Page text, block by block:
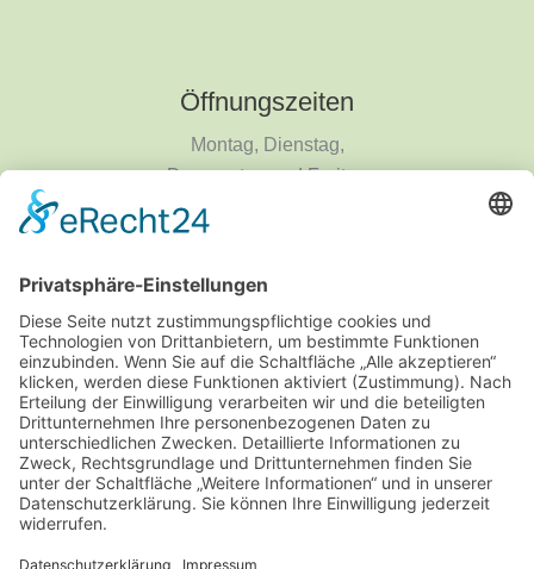
Öffnungszeiten
Montag, Dienstag,
Donnerstag und Freitag
9 - 14 Uhr
Informationen
Über uns
Produktanfrage